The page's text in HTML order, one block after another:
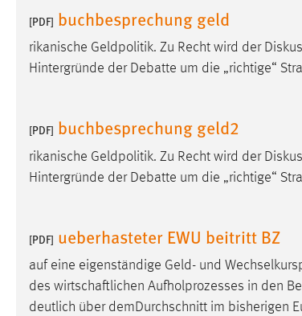
[PDF] buchbesprechung geld
rikanische Geldpolitik. Zu Recht wird der
Hintergründe der Debatte um die „richtige“
[PDF] buchbesprechung geld2
rikanische Geldpolitik. Zu Recht wird der
Hintergründe der Debatte um die „richtige“
[PDF] ueberhasteter EWU beitritt BZ
auf eine eigenständige Geld- und
des wirtschaftlichen Aufholprozesses in den
deutlich über demDurchschnitt im bisherigen
MARKETING
verwendet, um personalisierte Werbung
Sie tun dies, indem sie Besucher über Websites
Google Ads
Name: _gcl_au
Cookie Laufzeit:
Facebook Pixel